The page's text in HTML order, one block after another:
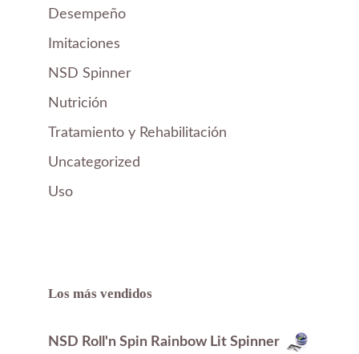
Desempeño
Imitaciones
NSD Spinner
Nutrición
Tratamiento y Rehabilitación
Uncategorized
Uso
Los más vendidos
NSD Roll'n Spin Rainbow Lit Spinner